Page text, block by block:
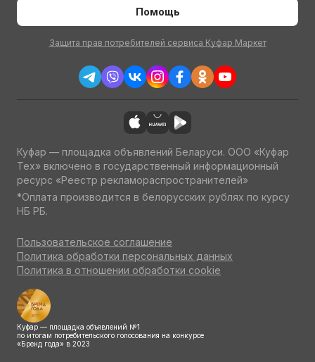
Помощь
Защита прав потребителей сервиса Куфар Маркет
Куфар — площадка объявлений Беларуси. ООО «Куфар
Тех» включено в государственный информационный
ресурс «Реестр рекламораспространителей»
*Оплата производится в белорусских рублях по курсу
НБ РБ.
Пользовательское соглашение
Политика обработки персональных данных
Политика в отношении обработки cookie
Куфар — площадка объявлений №1
по итогам потребительского голосования на конкурсе
«Бренд года» в 2023